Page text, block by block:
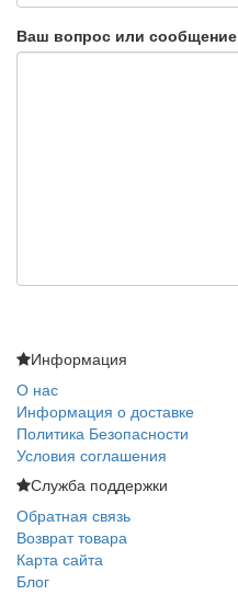
Ваш вопрос или сообщение
Информация
О нас
Информация о доставке
Политика Безопасности
Условия соглашения
Служба поддержки
Обратная связь
Возврат товара
Карта сайта
Блог